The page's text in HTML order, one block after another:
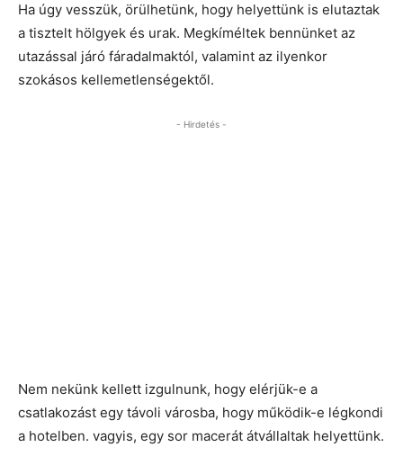
Ha úgy vesszük, örülhetünk, hogy helyettünk is elutaztak
a tisztelt hölgyek és urak. Megkíméltek bennünket az
utazással járó fáradalmaktól, valamint az ilyenkor
szokásos kellemetlenségektől.
- Hirdetés -
Nem nekünk kellett izgulnunk, hogy elérjük-e a
csatlakozást egy távoli városba, hogy működik-e légkondi
a hotelben. vagyis, egy sor macerát átvállaltak helyettünk.